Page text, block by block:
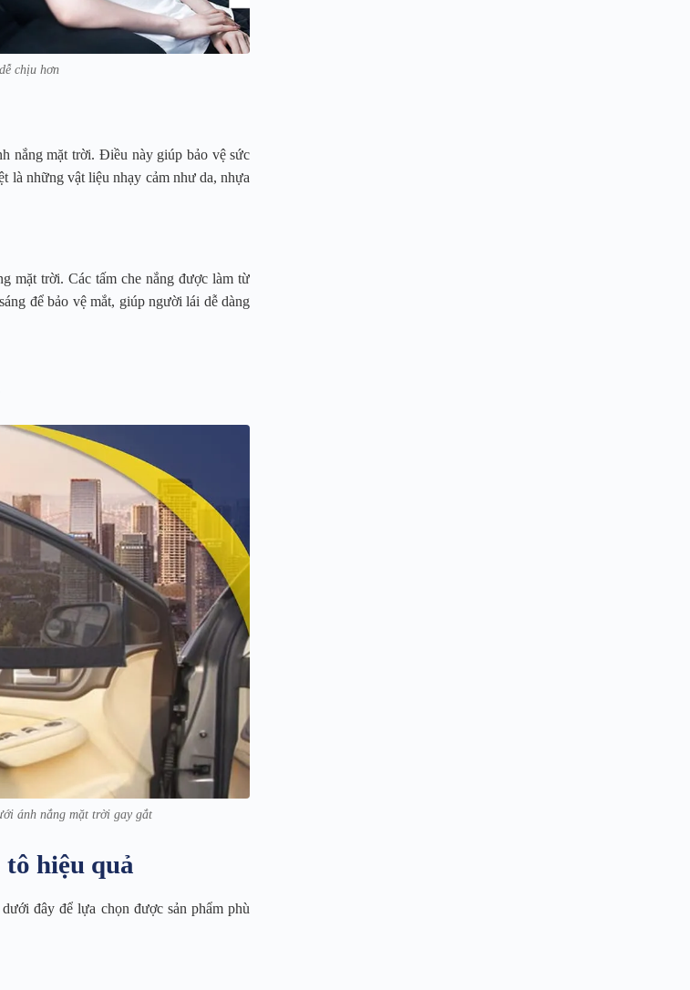
chịu hơn
nắng mặt trời. Điều này giúp bảo vệ sức
là những vật liệu nhạy cảm như da, nhựa
mặt trời. Các tấm che nắng được làm từ
để bảo vệ mắt, giúp người lái dễ dàng
ánh nắng mặt trời gay gắt
hiệu quả
đây để lựa chọn được sản phẩm phù